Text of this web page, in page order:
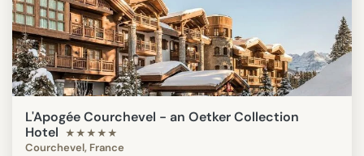
L'Apogée Courchevel - an Oetker Collection
Hotel
★★★★★
Courchevel, France